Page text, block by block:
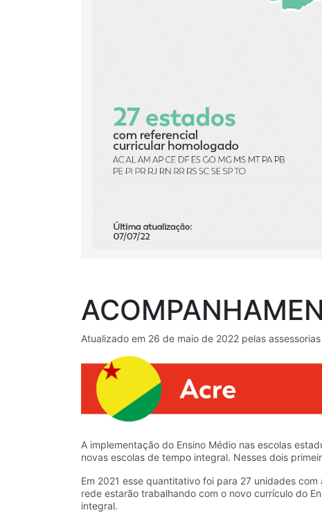
Atualizado em 26 de maio de 2022 pelas
A implementação do Ensino Médio nas escolas
novas escolas de tempo integral. Nesses dois
Em 2021 esse quantitativo foi para 27 unidades
rede estarão trabalhando com o novo currículo do
integral.